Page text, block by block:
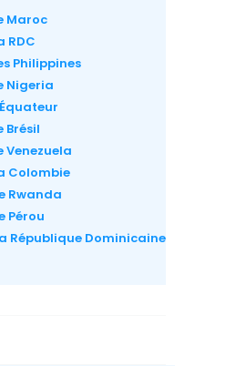
Maroc
RDC
Philippines
Nigeria
Brésil
Venezuela
Colombie
Rwanda
Pérou
République Dominicaine